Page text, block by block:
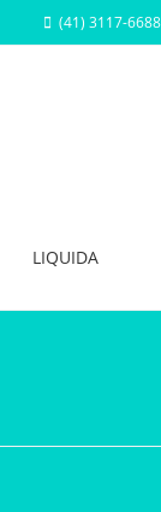
(41) 3117-
LIQUIDA